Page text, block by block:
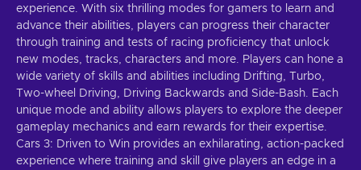
experience. With six thrilling modes for gamers to learn and
advance their abilities, players can progress their character
through training and tests of racing proficiency that unlock
new modes, tracks, characters and more. Players can hone a
wide variety of skills and abilities including Drifting, Turbo,
Two-wheel Driving, Driving Backwards and Side-Bash. Each
unique mode and ability allows players to explore the deeper
gameplay mechanics and earn rewards for their expertise.
Cars 3: Driven to Win provides an exhilarating, action-packed
experience where training and skill give players an edge in a